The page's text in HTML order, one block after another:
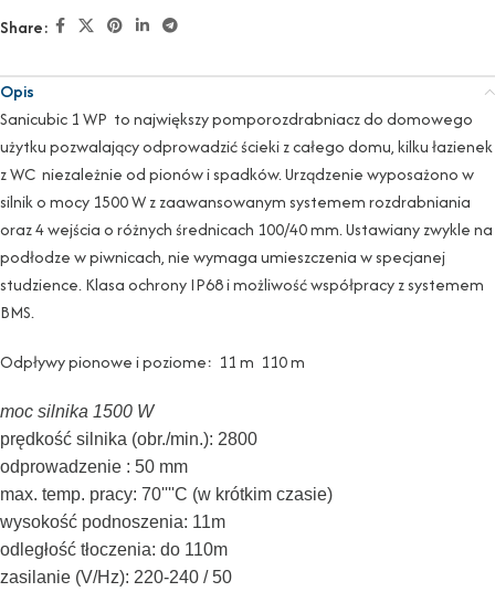
Share:
Opis
Sanicubic 1 WP to największy pomporozdrabniacz do domowego
użytku pozwalający odprowadzić ścieki z całego domu, kilku łazienek
z WC niezależnie od pionów i spadków. Urządzenie wyposażono w
silnik o mocy 1500 W z zaawansowanym systemem rozdrabniania
oraz 4 wejścia o różnych średnicach 100/40 mm. Ustawiany zwykle na
podłodze w piwnicach, nie wymaga umieszczenia w specjanej
studzience. Klasa ochrony IP68 i możliwość współpracy z systemem
BMS.
Odpływy pionowe i poziome: 11 m 110 m
moc silnika 1500 W
prędkość silnika (obr./min.): 2800
odprowadzenie : 50 mm
max. temp. pracy: 70''''C (w krótkim czasie)
wysokość podnoszenia: 11m
odległość tłoczenia: do 110m
zasilanie (V/Hz): 220-240 / 50